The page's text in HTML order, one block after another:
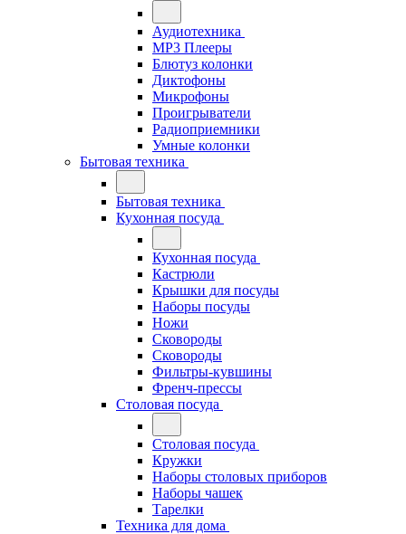
Аудиотехника
MP3 Плееры
Блютуз колонки
Диктофоны
Микрофоны
Проигрыватели
Радиоприемники
Умные колонки
Бытовая техника
Бытовая техника
Кухонная посуда
Кухонная посуда
Кастрюли
Крышки для посуды
Наборы посуды
Ножи
Сковороды
Сковороды
Фильтры-кувшины
Френч-прессы
Столовая посуда
Столовая посуда
Кружки
Наборы столовых приборов
Наборы чашек
Тарелки
Техника для дома